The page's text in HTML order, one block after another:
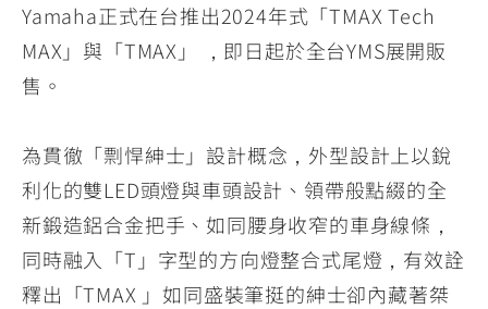
MT-
03
MT-
15
RS NEO
Yamaha正式在台推出2024年式「TMAX Tech
MAX」與「TMAX」 ，即日起於全台YMS展開販
售。
為貫徹「剽悍紳士」設計概念，外型設計上以銳
利化的雙LED頭燈與車頭設計、領帶般點綴的全
新鍛造鋁合金把手、如同腰身收窄的車身線條，
同時融入「T」字型的方向燈整合式尾燈，有效詮
釋出「TMAX 」如同盛裝筆挺的紳士卻內藏著桀